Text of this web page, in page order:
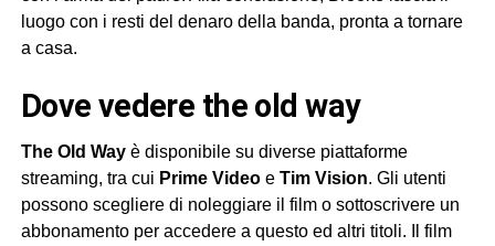
luogo con i resti del denaro della banda, pronta a tornare
a casa.
dove vedere the old way
The Old Wayè disponibile su diverse piattaforme
streaming, tra cui Prime Videoe Tim Vision. Gli utenti
possono scegliere di noleggiare il film o sottoscrivere un
abbonamento per accedere a questo ed altri titoli. Il film